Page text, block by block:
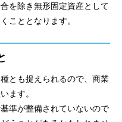
を除き無形固定資産として
こととなります。
とも捉えられるので、商業
ます。
準が整備されていないので